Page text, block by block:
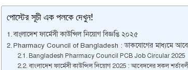
পোস্টের সূচী এক পলকে দেখুন!
বাংলাদেশ ফার্মেসী কাউন্সিল নিয়োগ বিজ্ঞপ্তি ২০২৫
Pharmacy Council of Bangladesh : ডাকযোগের মাধ্যমে
Bangladesh Pharmacy Council PCB Job Circular 2025
বাংলাদেশ ফার্মেসী কাউন্সিল নিয়োগ 2025 : আবেদনের সকল